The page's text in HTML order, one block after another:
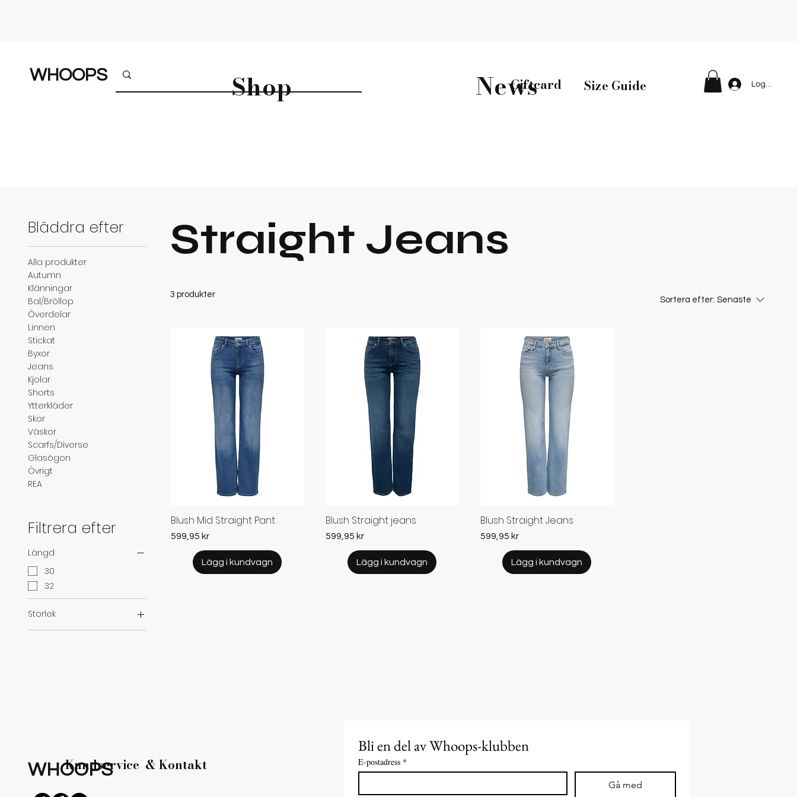
WHOOPS News
Shop Giftcard Size Guide Logga in
Bläddra efter
Alla produkter
Autumn
Klänningar
Bal/Bröllop
Överdelar
Linnen
Stickat
Byxor
Jeans
Kjolar
Shorts
Ytterkläder
Skor
Väskor
Scarfs/Diverse
Glasögon
Övrigt
REA
Filtrera efter
Längd
30
32
Storlek
L
Straight Jeans
3 produkter
Sortera efter: Senaste
Snabbvisning
Blush Mid Straight Pant
Pris
599,95 kr
Lägg i kundvagn
Snabbvisning
Blush Straight jeans
Pris
599,95 kr
Lägg i kundvagn
Snabbvisning
Blush Straight Jeans
Pris
599,95 kr
Lägg i kundvagn
WHOOPS
Kundservice &Kontakt
Bli en del av Whoops-klubben
E-postadress *
Gå med